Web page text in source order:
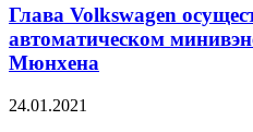
осуществил
поездку
в
минивэне
Глава Volkswagen
автоматическом
Мюнхена
«Сбер»
24.01.2021